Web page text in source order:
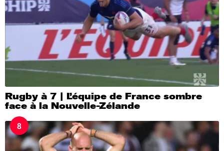
Rugby à 7 | L’équipe de France sombre
face à la Nouvelle-Zélande
8